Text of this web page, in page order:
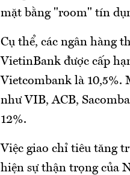
mặt bằng "room" tín
Cụ thể, các ngân hàng
VietinBank được cấp
Vietcombank là 10,5%.
như VIB, ACB,
12%.
Việc giao chỉ tiêu tăng
hiện sự thận trọng của